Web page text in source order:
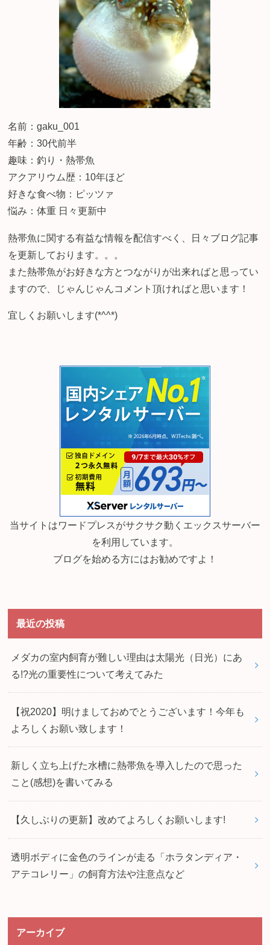
名前：gaku_001
年齢：30代前半
趣味：釣り・熱帯魚
アクアリウム歴：10年ほど
好きな食べ物：ピッツァ
悩み：体重 日々更新中
熱帯魚に関する有益な情報を配信すべく、日々ブログ記事
を更新しております。。。
また熱帯魚がお好きな方とつながりが出来ればと思ってい
ますので、じゃんじゃんコメント頂ければと思います！
宜しくお願いします(*^^*)
当サイトはワードプレスがサクサク動くエックスサーバー
を利用しています。
ブログを始める方にはお勧めですよ！
最近の投稿
メダカの室内飼育が難しい理由は太陽光（日光）にあ
る!?光の重要性について考えてみた
【祝2020】明けましておめでとうございます！今年も
よろしくお願い致します！
新しく立ち上げた水槽に熱帯魚を導入したので思った
こと(感想)を書いてみる
【久しぶりの更新】改めてよろしくお願いします!
透明ボディに金色のラインが走る「ホラタンディア・
アテコレリー」の飼育方法や注意点など
アーカイブ